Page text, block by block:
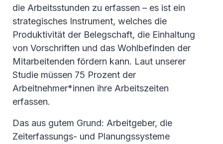
die Arbeitsstunden zu erfassen – es ist ein
strategisches Instrument, welches die
Produktivität der Belegschaft, die Einhaltung
von Vorschriften und das Wohlbefinden der
Mitarbeitenden fördern kann. Laut unserer
Studie müssen 75 Prozent der
Arbeitnehmer*innen ihre Arbeitszeiten
erfassen.
Das aus gutem Grund: Arbeitgeber, die
Zeiterfassungs- und Planungssysteme